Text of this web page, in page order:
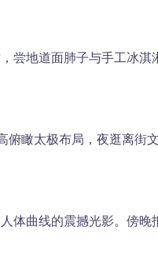
尝地道面肺子与手工冰淇
瞰太极布局，夜逛离街
体曲线的震撼光影。傍晚